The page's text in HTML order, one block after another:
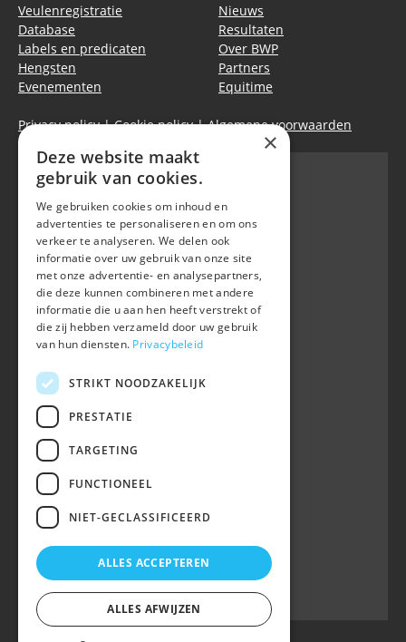
Veulenregistratie
Database
Labels en predicaten
Hengsten
Evenementen
Nieuws
Resultaten
Over BWP
Partners
Equitime
Privacy policy|Cookie policy|Algemene voorwaarden
Belgian Warmblood - BWP
Waversebaan 99
B-3050 OUD-HEVERLEE
+32 (0) 16 47 99 80
info@belgian-warmblood.com
BTW BE 0410.346.424
RPR Leuven
Volg ons op
Wij zijn telefonisch bereikbaar:
woe 9u-12u
maa, din, don, vrij 13u-16u
×
Deze website maakt
gebruik van cookies.
We gebruiken cookies om inhoud en
advertenties te personaliseren en om ons
verkeer te analyseren. We delen ook
informatie over uw gebruik van onze site
met onze advertentie- en analysepartners,
die deze kunnen combineren met andere
informatie die u aan hen heeft verstrekt of
die zij hebben verzameld door uw gebruik
van hun diensten. Privacybeleid
STRIKT NOODZAKELIJK
PRESTATIE
TARGETING
FUNCTIONEEL
NIET-GECLASSIFICEERD
ALLES ACCEPTEREN
ALLES AFWIJZEN